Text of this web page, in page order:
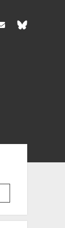
info@aida-archiv.de